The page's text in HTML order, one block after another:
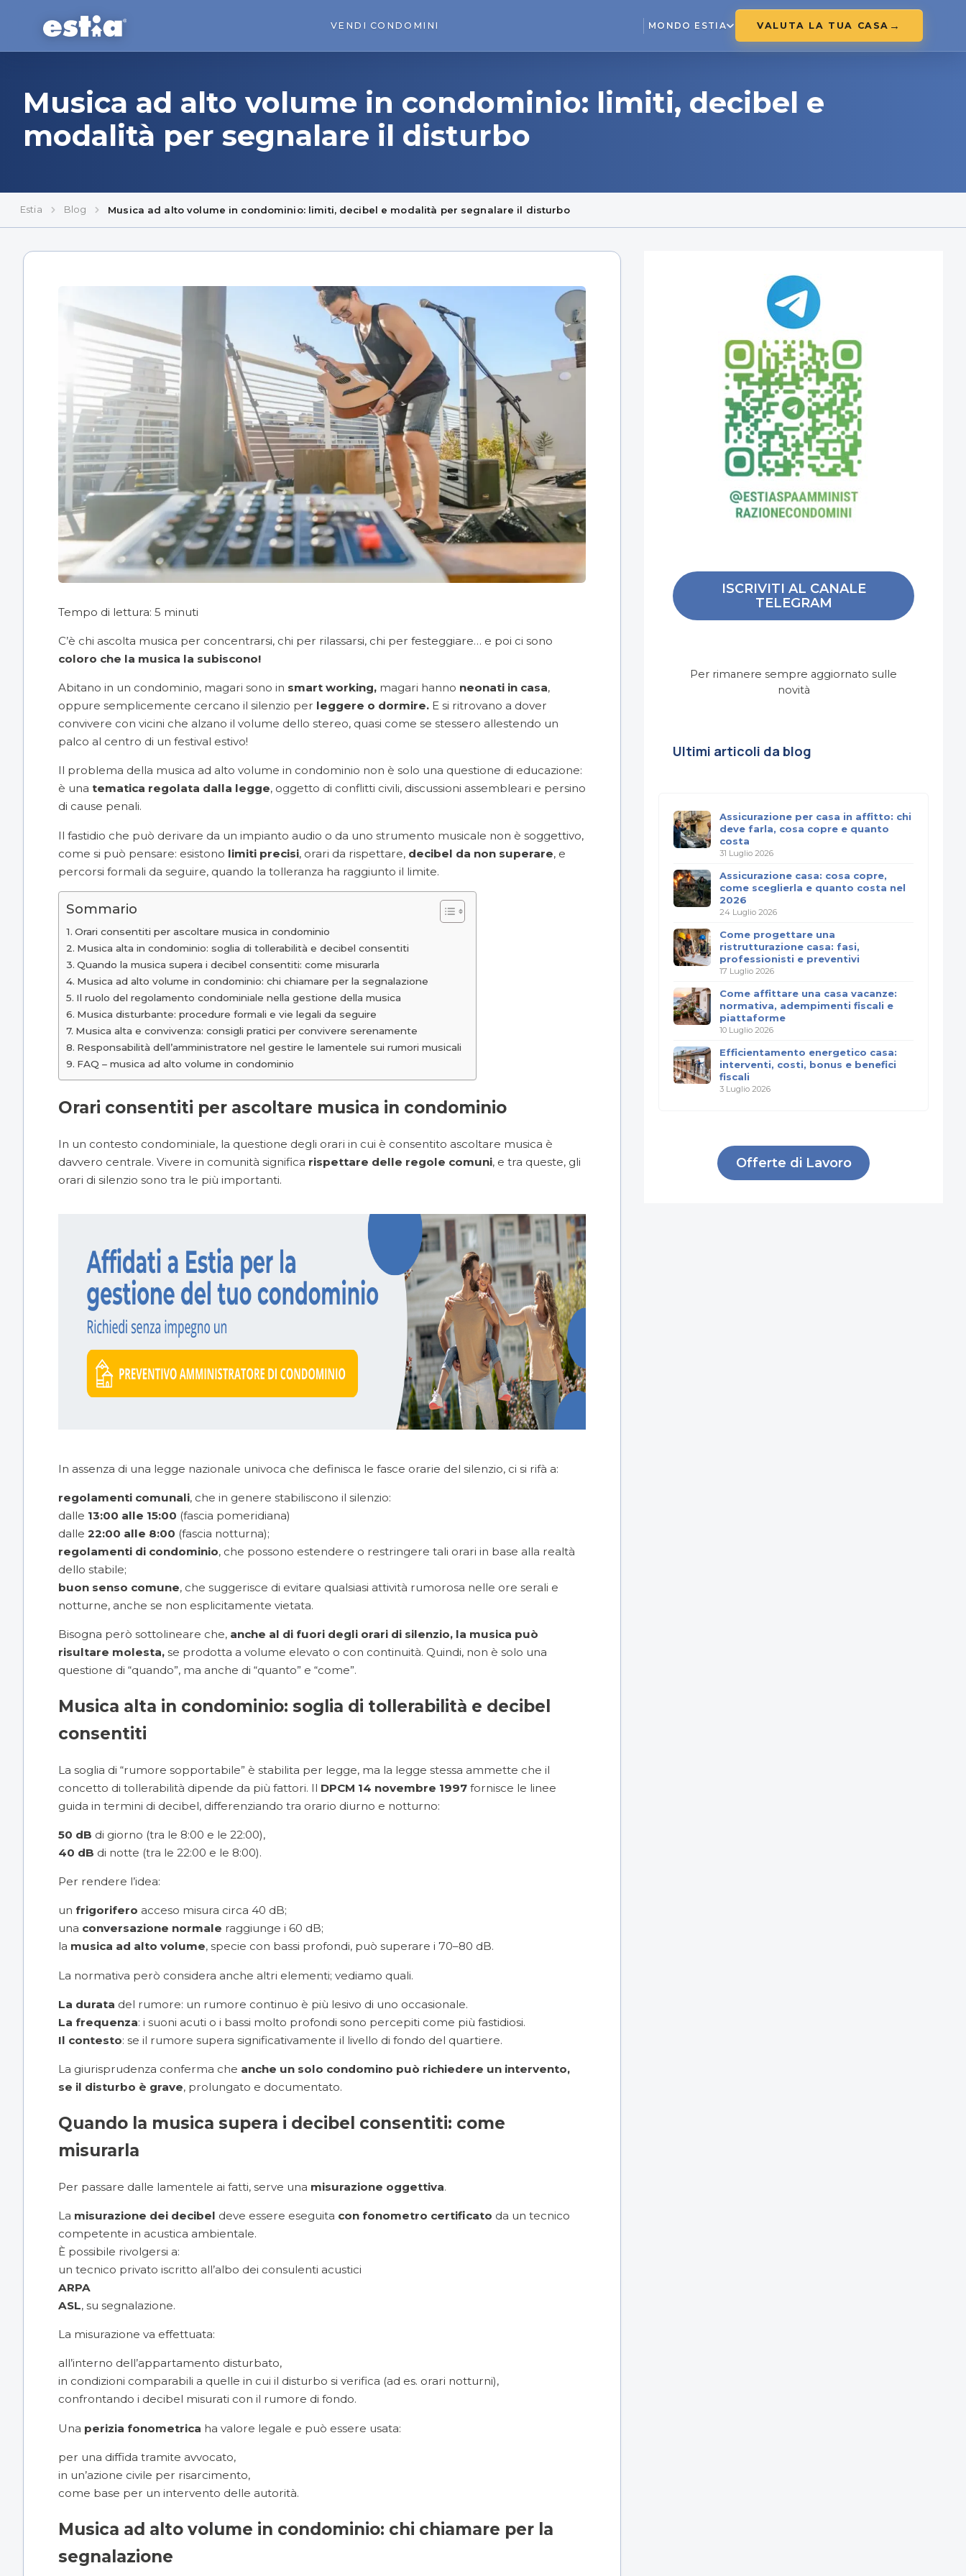
VENDI CONDOMINI MONDO ESTIA VALUTA LA TUA CASA
Musica ad alto volume in condominio: limiti, decibel e
modalità per segnalare il disturbo
Estia Blog Musica ad alto volume in condominio: limiti, decibel e modalità per segnalare il disturbo
Tempo di lettura: 5 minuti
C’è chi ascolta musica per concentrarsi, chi per rilassarsi, chi per festeggiare… e poi ci sono
coloro che la musica la subiscono!
Abitano in un condominio, magari sono in smart working, magari hanno neonati in casa,
oppure semplicemente cercano il silenzio per leggere o dormire. E si ritrovano a dover
convivere con vicini che alzano il volume dello stereo, quasi come se stessero allestendo un
palco al centro di un festival estivo!
Il problema della musica ad alto volume in condominio non è solo una questione di educazione:
è una tematica regolata dalla legge, oggetto di conflitti civili, discussioni assembleari e persino
di cause penali.
Il fastidio che può derivare da un impianto audio o da uno strumento musicale non è soggettivo,
come si può pensare: esistono limiti precisi, orari da rispettare, decibel da non superare, e
percorsi formali da seguire, quando la tolleranza ha raggiunto il limite.
Sommario
Orari consentiti per ascoltare musica in condominio
Musica alta in condominio: soglia di tollerabilità e decibel consentiti
Quando la musica supera i decibel consentiti: come misurarla
Musica ad alto volume in condominio: chi chiamare per la segnalazione
Il ruolo del regolamento condominiale nella gestione della musica
Musica disturbante: procedure formali e vie legali da seguire
Musica alta e convivenza: consigli pratici per convivere serenamente
Responsabilità dell’amministratore nel gestire le lamentele sui rumori musicali
FAQ – musica ad alto volume in condominio
Orari consentiti per ascoltare musica in condominio
In un contesto condominiale, la questione degli orari in cui è consentito ascoltare musica è
davvero centrale. Vivere in comunità significa rispettare delle regole comuni, e tra queste, gli
orari di silenzio sono tra le più importanti.
In assenza di una legge nazionale univoca che definisca le fasce orarie del silenzio, ci si rifà a:
regolamenti comunali, che in genere stabiliscono il silenzio:
dalle 13:00 alle 15:00 (fascia pomeridiana)
dalle 22:00 alle 8:00 (fascia notturna);
regolamenti di condominio, che possono estendere o restringere tali orari in base alla realtà
dello stabile;
buon senso comune, che suggerisce di evitare qualsiasi attività rumorosa nelle ore serali e
notturne, anche se non esplicitamente vietata.
Bisogna però sottolineare che, anche al di fuori degli orari di silenzio, la musica può
risultare molesta, se prodotta a volume elevato o con continuità. Quindi, non è solo una
questione di “quando”, ma anche di “quanto” e “come”.
Musica alta in condominio: soglia di tollerabilità e decibel
consentiti
La soglia di “rumore sopportabile” è stabilita per legge, ma la legge stessa ammette che il
concetto di tollerabilità dipende da più fattori. Il DPCM 14 novembre 1997 fornisce le linee
guida in termini di decibel, differenziando tra orario diurno e notturno:
50 dB di giorno (tra le 8:00 e le 22:00),
40 dB di notte (tra le 22:00 e le 8:00).
Per rendere l’idea:
un frigorifero acceso misura circa 40 dB;
una conversazione normale raggiunge i 60 dB;
la musica ad alto volume, specie con bassi profondi, può superare i 70–80 dB.
La normativa però considera anche altri elementi; vediamo quali.
La durata del rumore: un rumore continuo è più lesivo di uno occasionale.
La frequenza: i suoni acuti o i bassi molto profondi sono percepiti come più fastidiosi.
Il contesto: se il rumore supera significativamente il livello di fondo del quartiere.
La giurisprudenza conferma che anche un solo condomino può richiedere un intervento,
se il disturbo è grave, prolungato e documentato.
Quando la musica supera i decibel consentiti: come
misurarla
Per passare dalle lamentele ai fatti, serve una misurazione oggettiva.
La misurazione dei decibel deve essere eseguita con fonometro certificato da un tecnico
competente in acustica ambientale.
È possibile rivolgersi a:
un tecnico privato iscritto all’albo dei consulenti acustici
ARPA
ASL, su segnalazione.
La misurazione va effettuata:
all’interno dell’appartamento disturbato,
in condizioni comparabili a quelle in cui il disturbo si verifica (ad es. orari notturni),
confrontando i decibel misurati con il rumore di fondo.
Una perizia fonometrica ha valore legale e può essere usata:
per una diffida tramite avvocato,
in un’azione civile per risarcimento,
come base per un intervento delle autorità.
Musica ad alto volume in condominio: chi chiamare per la
segnalazione
ISCRIVITI AL CANALE
TELEGRAM
Per rimanere sempre aggiornato sulle
novità
Ultimi articoli da blog
Assicurazione per casa in affitto: chi
deve farla, cosa copre e quanto
costa
31 Luglio 2026
Assicurazione casa: cosa copre,
come sceglierla e quanto costa nel
2026
24 Luglio 2026
Come progettare una
ristrutturazione casa: fasi,
professionisti e preventivi
17 Luglio 2026
Come affittare una casa vacanze:
normativa, adempimenti fiscali e
piattaforme
10 Luglio 2026
Efficientamento energetico casa:
interventi, costi, bonus e benefici
fiscali
3 Luglio 2026
Offerte di Lavoro